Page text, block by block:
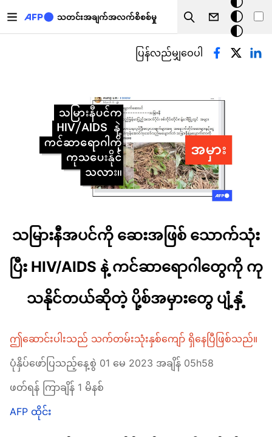
သတင်းအချက်အလက်စိစစ်မှု
Search
မှောင်
မုဒ်
ပြန်လည်မျှဝေပါ
သမြားနီအပင်ကို ဆေးအဖြစ် သောက်သုံး
ပြီး HIV/AIDS နဲ့ ကင်ဆာရောဂါတွေကို ကု
သနိုင်တယ်ဆိုတဲ့ ပို့စ်အမှားတွေ ပျံ့နှံ့
ဤဆောင်းပါးသည် သက်တမ်းသုံးနှစ်ကျော် ရှိနေပြီဖြစ်သည်။
ပုံနှိပ်ဖော်ပြသည့်နေ့စွဲ 01 မေ 2023 အချိန် 05h58
ဖတ်ရန် ကြာချိန် 1 မိနစ်
AFP ထိုင်း